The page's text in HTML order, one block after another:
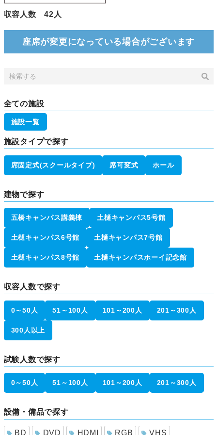
全ての施設
施設一覧
施設タイプで探す
席固定式(スクールタイプ) 席可変式 ホール
建物で探す
五橋キャンパス講義棟 土樋キャンパス5号館
土樋キャンパス6号館 土樋キャンパス7号館
土樋キャンパス8号館 土樋キャンパスホーイ記念館
収容人数で探す
0～50人 51～100人 101～200人 201～300人
300人以上
試験人数で探す
0～50人 51～100人 101～200人 201～300人
設備・備品で探す
BD DVD HDMI RGB VHS
収容人数 42人
座席が変更になっている場合がございます